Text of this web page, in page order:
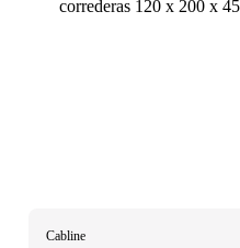
Cabline